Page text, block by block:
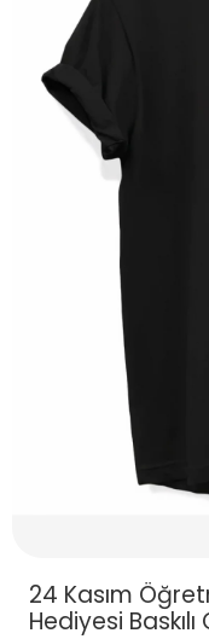
24 Kasım
Hediyesi